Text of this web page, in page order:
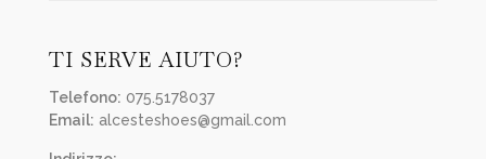
TI SERVE AIUTO?
Telefono: 075.5178037
Email: alcesteshoes@gmail.com